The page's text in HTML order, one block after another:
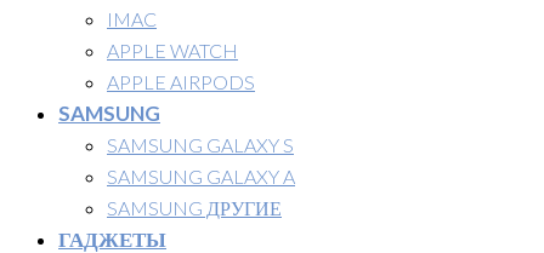
IMAC
APPLE WATCH
APPLE AIRPODS
SAMSUNG
SAMSUNG GALAXY S
SAMSUNG GALAXY A
SAMSUNG ДРУГИЕ
ГАДЖЕТЫ